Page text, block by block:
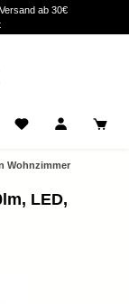
ab 30€
Wohnzimmer
LED,